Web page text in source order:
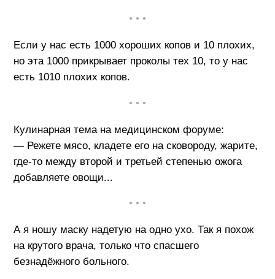
• • •
Если у нас есть 1000 хороших копов и 10 плохих,
но эта 1000 прикрывает проколы тех 10, то у нас
есть 1010 плохих копов.
• • •
Кулинарная тема на медицинском форуме:
— Режете мясо, кладете его на сковороду, жарите,
где-то между второй и третьей степенью ожога
добавляете овощи...
• • •
А я ношу маску надетую на одно ухо. Так я похож
на крутого врача, только что спасшего
безнадёжного больного.